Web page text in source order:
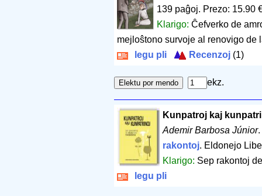
139 paĝoj. Prezo: 15.90
Klarigo:Ĉefverko de
mejloŝtono survoje al renovigo de
legu pli
Recenzoj (1)
ekz.
Kunpatroj kaj
Ademir Barbosa Júnior.
rakontoj. Eldonejo
Klarigo: Sep rakontoj
legu pli